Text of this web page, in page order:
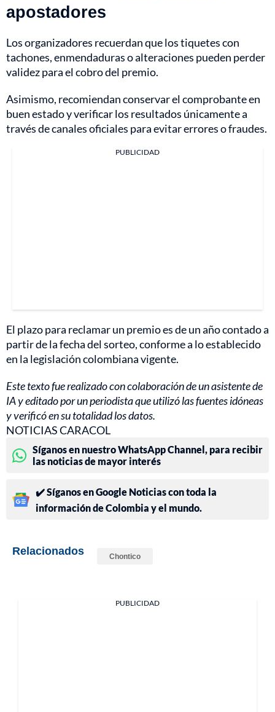
apostadores
Los organizadores recuerdan que los tiquetes con
tachones, enmendaduras o alteraciones pueden perder
validez para el cobro del premio.
Asimismo, recomiendan conservar el comprobante en
buen estado y verificar los resultados únicamente a
través de canales oficiales para evitar errores o fraudes.
PUBLICIDAD
El plazo para reclamar un premio es de un año contado a
partir de la fecha del sorteo, conforme a lo establecido
en la legislación colombiana vigente.
Este texto fue realizado con colaboración de un asistente de
IA y editado por un periodista que utilizó las fuentes idóneas
y verificó en su totalidad los datos.
NOTICIAS CARACOL
Síganos en nuestro WhatsApp Channel, para recibir
las noticias de mayor interés
✔️ Síganos en Google Noticias con toda la
información de Colombia y el mundo.
Relacionados Chontico
PUBLICIDAD